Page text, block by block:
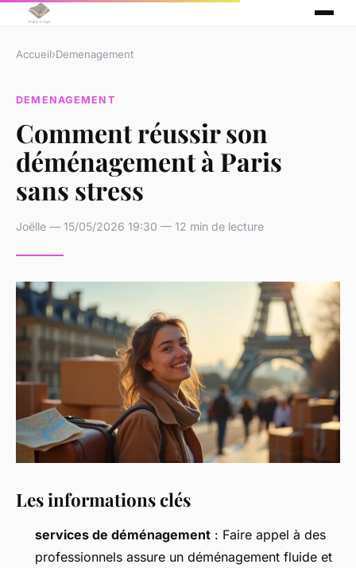
Accueil›Demenagement
DEMENAGEMENT
Comment réussir son
déménagement à Paris
sans stress
Joëlle — 15/05/2026 19:30 — 12 min de lecture
Les informations clés
services de déménagement : Faire appel à des
professionnels assure un déménagement fluide et